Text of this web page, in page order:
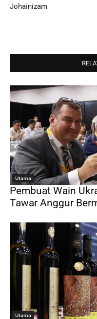
Johainizam
Utama
Pembuat Wain
Tawar Anggur
Utama